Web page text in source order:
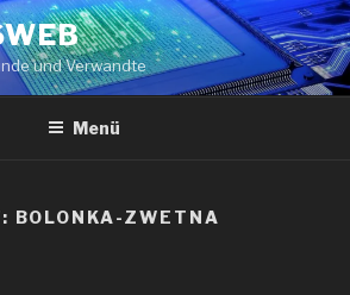
und Verwandte
Menü
BOLONKA-ZWETNA